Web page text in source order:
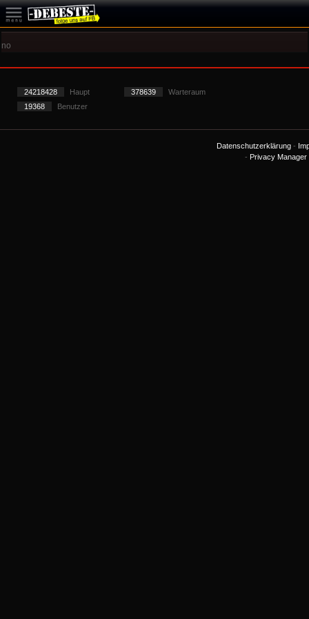
no
24218428 Haupt 378639
Warteraum
19368
Benutzer
Datenschutzerklärung-
- Privacy Manager